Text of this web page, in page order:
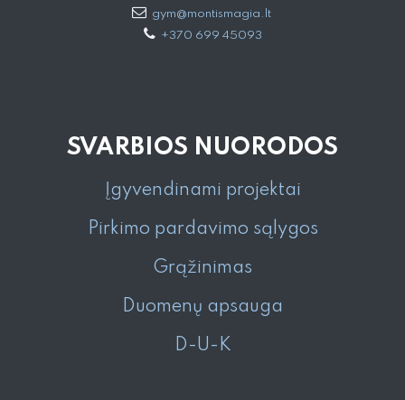
gym@montismagia.lt
+370 699 45093
SVARBIOS NUORODOS
Įgyvendinami projektai
Pirkimo pardavimo sąlygos
Grąžinimas
Duomenų apsauga
D-U-K